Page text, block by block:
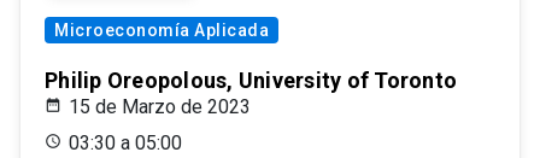
Microeconomía Aplicada
Philip Oreopolous, University of Toronto
15 de Marzo de 2023
03:30 a 05:00